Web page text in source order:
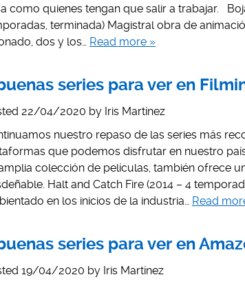
como quienes tengan que salir a trabajar.
terminada) Magistral obra de
dos y los… Read more »
series para ver en
22/04/2020 by Iris Martínez
nuestro repaso de las series más
que podemos disfrutar en nuestro
colección de películas, también ofrece
Halt and Catch Fire (2014 – 4
en los inicios de la industria… Read
series para ver en
19/04/2020 by Iris Martínez